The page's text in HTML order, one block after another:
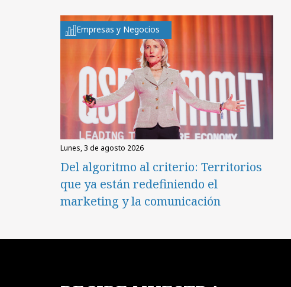
Empresas y Negocios
lunes, 3 de agosto 2026
Del algoritmo al criterio: Territorios
que ya están redefiniendo el
marketing y la comunicación